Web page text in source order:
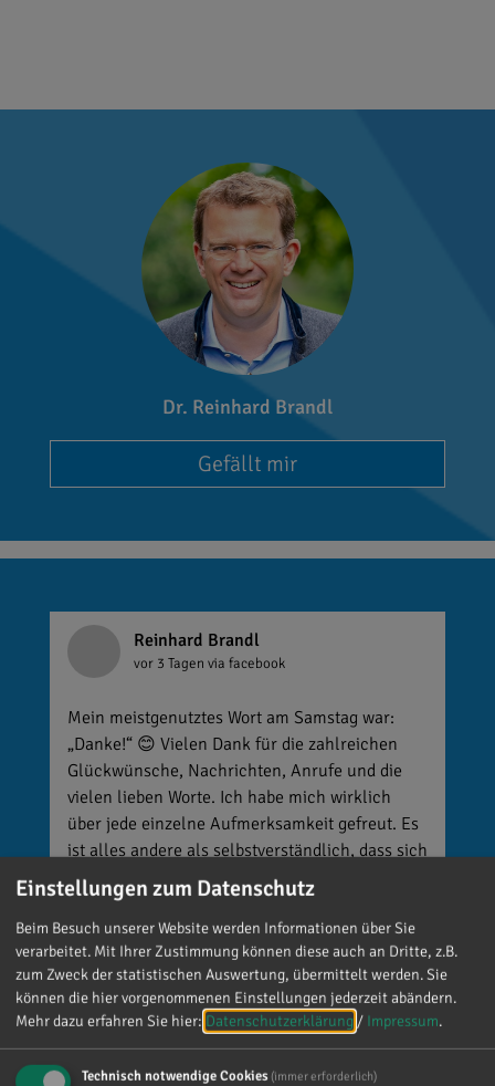
Dr. Reinhard Brandl
Gefällt mir
Reinhard Brandl
vor 3 Tagen via facebook
Mein meistgenutztes Wort am Samstag war:
„Danke!“ 😊 Vielen Dank für die zahlreichen
Glückwünsche, Nachrichten, Anrufe und die
vielen lieben Worte. Ich habe mich wirklich
über jede einzelne Aufmerksamkeit gefreut. Es
ist alles andere als selbstverständlich, dass sich
so viele Menschen die Zeit nehmen, an einen zu
denken. Umso mehr weiß ich das zu schätzen.
Einstellungen zum Datenschutz
Beim Besuch unserer Website werden Informationen über Sie
verarbeitet. Mit Ihrer Zustimmung können diese auch an Dritte, z.B.
zum Zweck der statistischen Auswertung, übermittelt werden. Sie
können die hier vorgenommenen Einstellungen jederzeit abändern.
Mehr dazu erfahren Sie hier: Datenschutzerklärung / Impressum.
Technisch notwendige Cookies (immer erforderlich)